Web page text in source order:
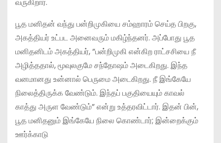
பூத மனிதன் வந்து பன்றிமுகியை சம்ஹாரம் செய்த பிறகு,
அகத்தியர் உட்பட அனைவரும் மகிழ்ந்தனர். அப்போது பூத
மனிதனிடம் அகத்தியர், ”பன்றிமுகி என்கிற ராட்சசியை நீ
அழித்ததால், மூவுலகுமே சந்தோஷம் அடைகிறது. இந்த
வனமானது உன்னால் பெருமை அடைகிறது. நீ இங்கேயே
நிலைத்திருக்க வேண்டும். இந்தப் பகுதியையும் காவல்
காத்து அருள வேண்டும்” என்று உத்தரவிட்டார். இதன் பின்,
பூத மனிதனும் இங்கேயே நிலை கொண்டார்; இன்றைக்கும்
ஊர்க்காடு